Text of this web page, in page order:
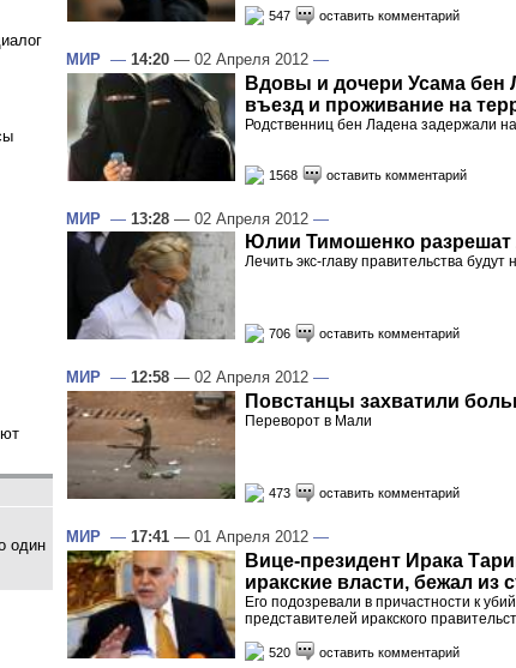
один
547 оставить комментарий
МИР — 14:20 — 02 Апреля 2012 —
Вдовы и дочери Усама бен
въезд и проживание на
Родственниц бен Ладена задержали
1568 оставить комментарий
МИР — 13:28 — 02 Апреля 2012 —
Юлии Тимошенко разрешат
Лечить экс-главу правительства будут
706 оставить комментарий
МИР — 12:58 — 02 Апреля 2012 —
Повстанцы захватили
Переворот в Мали
473 оставить комментарий
МИР — 17:41 — 01 Апреля 2012 —
Вице-президент Ирака
иракские власти, бежал из
Его подозревали в причастности к
представителей иракского
520 оставить комментарий